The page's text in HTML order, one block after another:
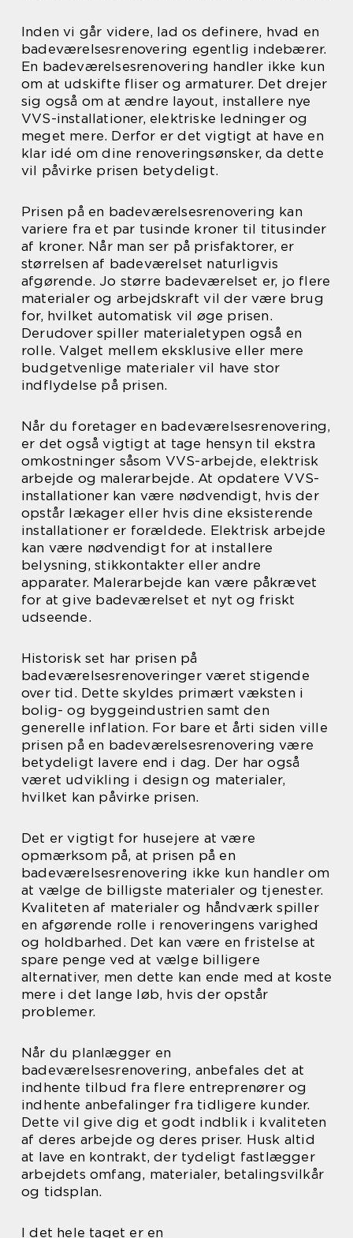
Inden vi går videre, lad os definere, hvad en
badeværelsesrenovering egentlig indebærer.
En badeværelsesrenovering handler ikke kun
om at udskifte fliser og armaturer. Det drejer
sig også om at ændre layout, installere nye
VVS-installationer, elektriske ledninger og
meget mere. Derfor er det vigtigt at have en
klar idé om dine renoveringsønsker, da dette
vil påvirke prisen betydeligt.
Prisen på en badeværelsesrenovering kan
variere fra et par tusinde kroner til titusinder
af kroner. Når man ser på prisfaktorer, er
størrelsen af badeværelset naturligvis
afgørende. Jo større badeværelset er, jo flere
materialer og arbejdskraft vil der være brug
for, hvilket automatisk vil øge prisen.
Derudover spiller materialetypen også en
rolle. Valget mellem eksklusive eller mere
budgetvenlige materialer vil have stor
indflydelse på prisen.
Når du foretager en badeværelsesrenovering,
er det også vigtigt at tage hensyn til ekstra
omkostninger såsom VVS-arbejde, elektrisk
arbejde og malerarbejde. At opdatere VVS-
installationer kan være nødvendigt, hvis der
opstår lækager eller hvis dine eksisterende
installationer er forældede. Elektrisk arbejde
kan være nødvendigt for at installere
belysning, stikkontakter eller andre
apparater. Malerarbejde kan være påkrævet
for at give badeværelset et nyt og friskt
udseende.
Historisk set har prisen på
badeværelsesrenoveringer været stigende
over tid. Dette skyldes primært væksten i
bolig- og byggeindustrien samt den
generelle inflation. For bare et årti siden ville
prisen på en badeværelsesrenovering være
betydeligt lavere end i dag. Der har også
været udvikling i design og materialer,
hvilket kan påvirke prisen.
Det er vigtigt for husejere at være
opmærksom på, at prisen på en
badeværelsesrenovering ikke kun handler om
at vælge de billigste materialer og tjenester.
Kvaliteten af materialer og håndværk spiller
en afgørende rolle i renoveringens varighed
og holdbarhed. Det kan være en fristelse at
spare penge ved at vælge billigere
alternativer, men dette kan ende med at koste
mere i det lange løb, hvis der opstår
problemer.
Når du planlægger en
badeværelsesrenovering, anbefales det at
indhente tilbud fra flere entreprenører og
indhente anbefalinger fra tidligere kunder.
Dette vil give dig et godt indblik i kvaliteten
af deres arbejde og deres priser. Husk altid
at lave en kontrakt, der tydeligt fastlægger
arbejdets omfang, materialer, betalingsvilkår
og tidsplan.
I det hele taget er en